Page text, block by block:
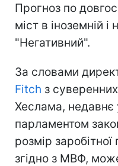
Прогноз по
міст в іноземній і
"Негативний".
За словами
Fitch з
Хеслама, недавнє
парламентом
розмір заробітної
згідно з МВФ,